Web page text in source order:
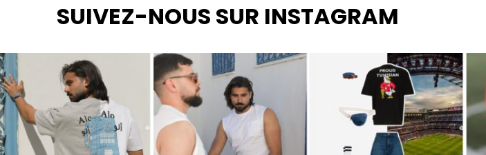
SUIVEZ-NOUS SUR INSTAGRAM